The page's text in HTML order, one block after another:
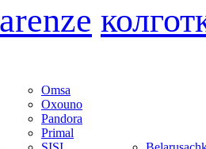
Omsa
Oxouno
Pandora
Primal